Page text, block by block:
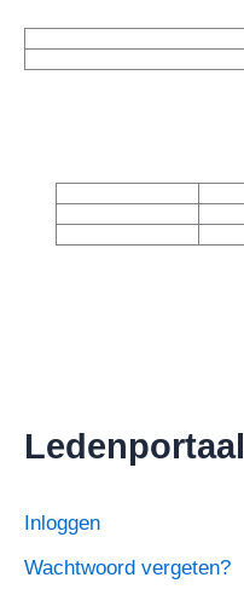
Ledenportaal
Inloggen
Wachtwoord vergeten?